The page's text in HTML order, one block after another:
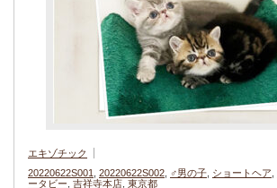
エキゾチック
20220622S001
20220622S002 ♂男の子 ショートヘア
ータビー 吉祥寺本店 東京都